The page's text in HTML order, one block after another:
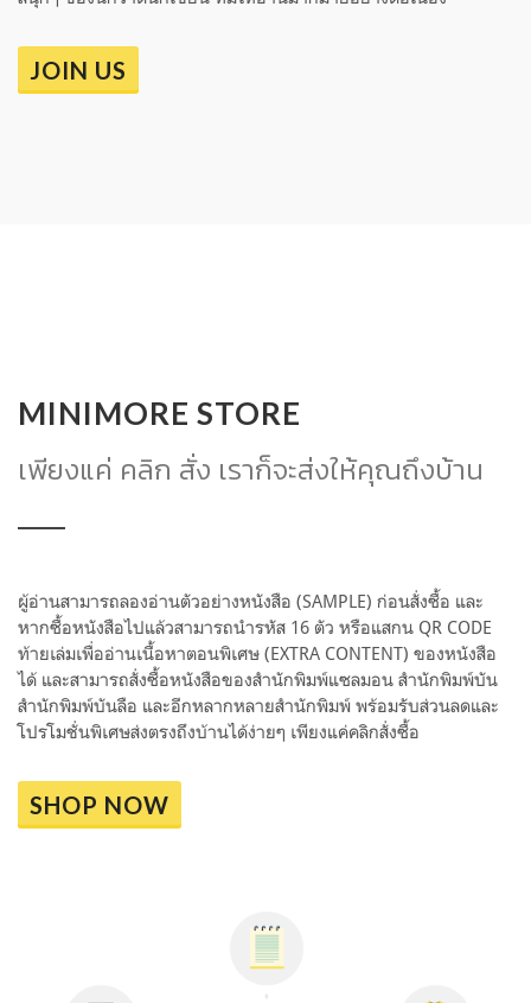
JOIN US
MINIMORE STORE
เพียงแค่ คลิก สั่ง เราก็จะส่งให้คุณถึงบ้าน
ผู้อ่านสามารถลองอ่านตัวอย่างหนังสือ (SAMPLE) ก่อนสั่งซื้อ และ
หากซื้อหนังสือไปแล้วสามารถนำรหัส 16 ตัว หรือแสกน QR CODE
ท้ายเล่มเพื่ออ่านเนื้อหาตอนพิเศษ (EXTRA CONTENT) ของหนังสือ
ได้ และสามารถสั่งซื้อหนังสือของสำนักพิมพ์แซลมอน สำนักพิมพ์บัน
สำนักพิมพ์บันลือ และอีกหลากหลายสำนักพิมพ์ พร้อมรับส่วนลดและ
โปรโมชั่นพิเศษส่งตรงถึงบ้านได้ง่ายๆ เพียงแค่คลิกสั่งซื้อ
SHOP NOW